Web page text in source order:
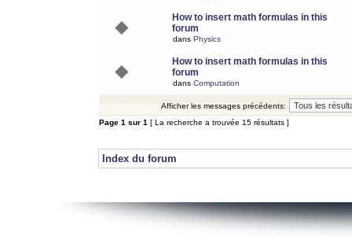
How to insert math formulas in this
forum
dans Physics
How to insert math formulas in this
forum
dans Computation
Afficher les messages précédents:
Page 1 sur 1 [ La recherche a trouvée 15 résultats ]
Index du forum